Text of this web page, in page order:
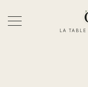
contenu
LA TABLE